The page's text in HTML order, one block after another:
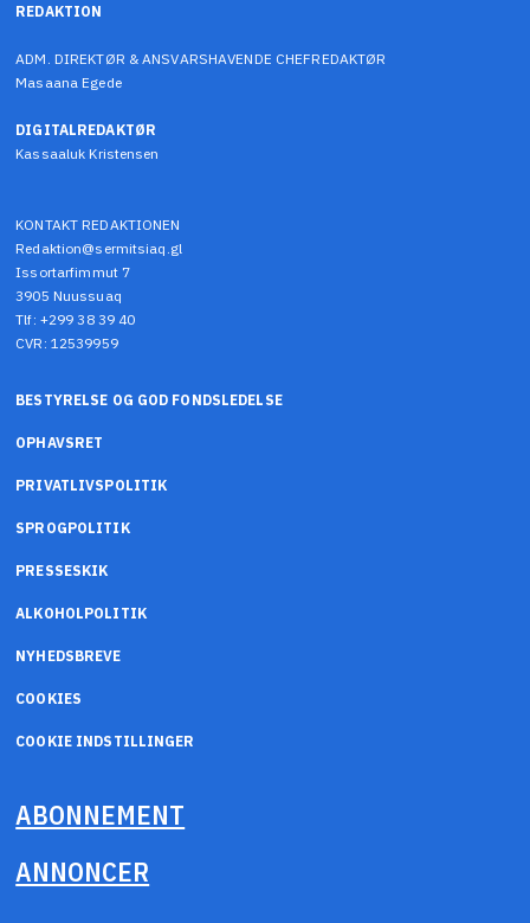
REDAKTION
ADM. DIREKTØR & ANSVARSHAVENDE CHEFREDAKTØR
Masaana Egede
DIGITALREDAKTØR
Kassaaluk Kristensen
KONTAKT REDAKTIONEN
Redaktion@sermitsiaq.gl
Issortarfimmut 7
3905 Nuussuaq
Tlf: +299 38 39 40
CVR: 12539959
BESTYRELSE OG GOD FONDSLEDELSE
OPHAVSRET
PRIVATLIVSPOLITIK
SPROGPOLITIK
PRESSESKIK
ALKOHOLPOLITIK
NYHEDSBREVE
COOKIES
COOKIE INDSTILLINGER
ABONNEMENT
ANNONCER